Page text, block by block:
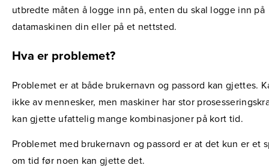
utbredte måten å logge inn på, enten du skal logge inn på
datamaskinen din eller på et nettsted.
Hva er problemet?
Problemet er at både brukernavn og passord kan gjettes.
ikke av mennesker, men maskiner har stor
kan gjette ufattelig mange kombinasjoner på kort tid.
Problemet med brukernavn og passord er at det kun er et
om tid før noen kan gjette det.